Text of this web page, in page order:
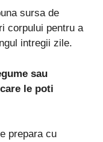
sursa de
corpului pentru a
intregii zile.
sau
le poti
prepara cu